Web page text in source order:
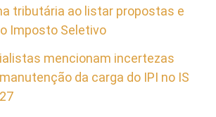
tributária ao listar propostas e
Imposto Seletivo
mencionam incertezas
da carga do IPI no IS